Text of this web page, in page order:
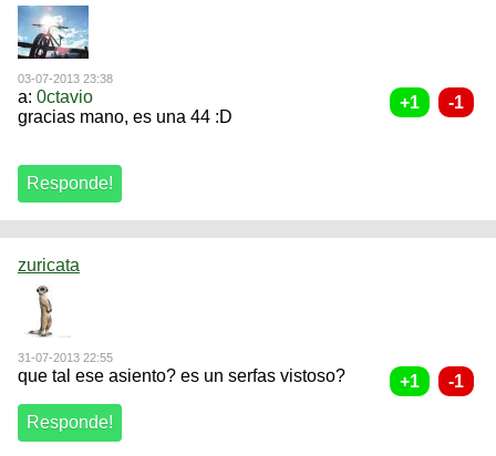
03-07-2013 23:38
a: 0ctavio
gracias mano, es una 44 :D
zuricata
31-07-2013 22:55
que tal ese asiento? es un serfas vistoso?